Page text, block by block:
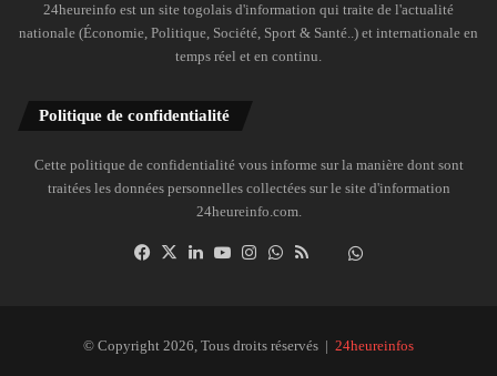
24heureinfo est un site togolais d'information qui traite de l'actualité
nationale (Économie, Politique, Société, Sport & Santé..) et internationale en
temps réel et en continu.
Politique de confidentialité
Cette politique de confidentialité vous informe sur la manière dont sont
traitées les données personnelles collectées sur le site d'information
24heureinfo.com.
Facebook
X LinkedinYouTubeInstagramWhatsAppDailymotion
© Copyright 2026, Tous droits réservés | 24heureinfos